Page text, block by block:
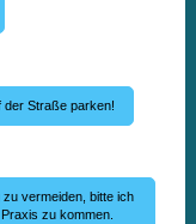
der Straße parken!
vermeiden, bitte ich
zu kommen.